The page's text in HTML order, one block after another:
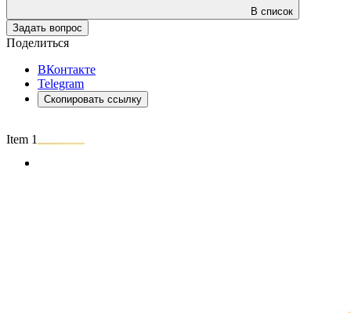
В список
Задать вопрос
Поделиться
ВКонтакте
Telegram
Скопировать ссылку
Item 1 of 2